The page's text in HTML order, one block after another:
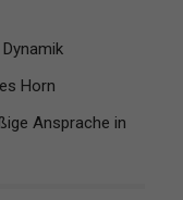
Horn
Ansprache in